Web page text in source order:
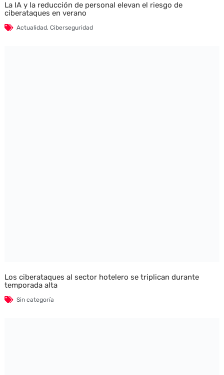
La IA y la reducción de personal elevan el riesgo de
ciberataques en verano
Actualidad, Ciberseguridad
Los ciberataques al sector hotelero se triplican durante
temporada alta
Sin categoría